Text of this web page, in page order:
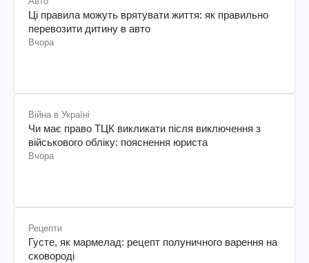
Ці правила можуть врятувати життя: як правильно
перевозити дитину в авто
Вчора
Війна в Україні
Чи має право ТЦК викликати після виключення з
військового обліку: пояснення юриста
Вчора
Рецепти
Густе, як мармелад: рецепт полуничного варення на
сковороді